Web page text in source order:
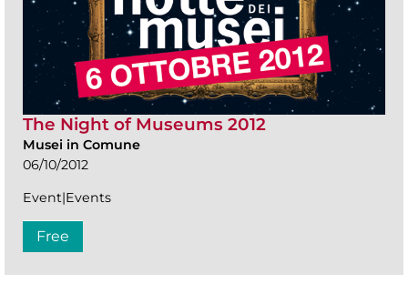
The Night of Museums 2012
Musei in Comune
06/10/2012
Event|Events
Free